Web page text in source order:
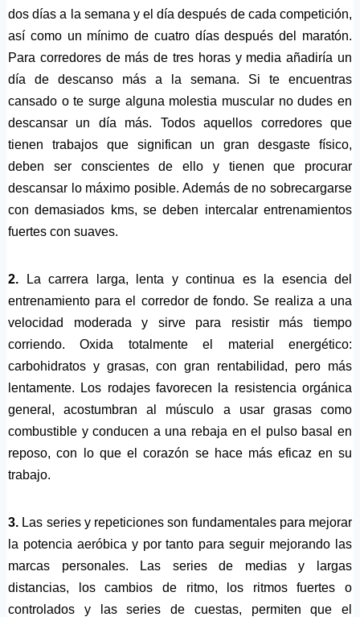
dos días a la semana y el día después de cada competición,
así como un mínimo de cuatro días después del maratón.
Para corredores de más de tres horas y media añadiría un
día de descanso más a la semana. Si te encuentras
cansado o te surge alguna molestia muscular no dudes en
descansar un día más. Todos aquellos corredores que
tienen trabajos que significan un gran desgaste físico,
deben ser conscientes de ello y tienen que procurar
descansar lo máximo posible. Además de no sobrecargarse
con demasiados kms, se deben intercalar entrenamientos
fuertes con suaves.
2. La carrera larga, lenta y continua es la esencia del
entrenamiento para el corredor de fondo. Se realiza a una
velocidad moderada y sirve para resistir más tiempo
corriendo. Oxida totalmente el material energético:
carbohidratos y grasas, con gran rentabilidad, pero más
lentamente. Los rodajes favorecen la resistencia orgánica
general, acostumbran al músculo a usar grasas como
combustible y conducen a una rebaja en el pulso basal en
reposo, con lo que el corazón se hace más eficaz en su
trabajo.
3. Las series y repeticiones son fundamentales para mejorar
la potencia aeróbica y por tanto para seguir mejorando las
marcas personales. Las series de medias y largas
distancias, los cambios de ritmo, los ritmos fuertes o
controlados y las series de cuestas, permiten que el